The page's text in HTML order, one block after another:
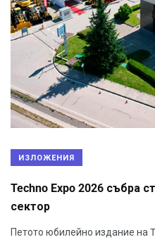
ИЗЛОЖЕНИЯ
Techno Expo 2026 събра
сектор
Петото юбилейно издание на